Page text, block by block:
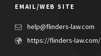
EMAIL/WEB SITE
help@flinders-law.com
https://flinders-law.com/